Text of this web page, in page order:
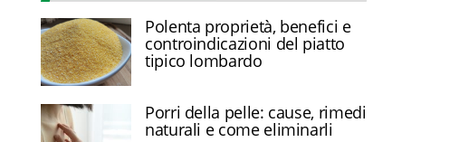
Polenta proprietà, benefici e
controindicazioni del piatto
tipico lombardo
Porri della pelle: cause, rimedi
naturali e come eliminarli